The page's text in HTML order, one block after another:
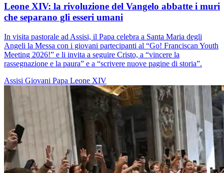
Leone XIV: la rivoluzione del Vangelo abbatte i muri
che separano gli esseri umani
In visita pastorale ad Assisi, il Papa celebra a Santa Maria degli
Angeli la Messa con i giovani partecipanti al “Go! Franciscan Youth
Meeting 2026!” e li invita a seguire Cristo, a “vincere la
rassegnazione e la paura” e a “scrivere nuove pagine di storia”.
Assisi Giovani Papa Leone XIV